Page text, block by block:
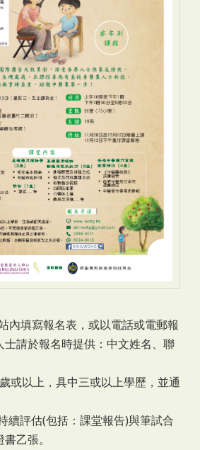
內填寫報名表，或以電話或電郵報
請於報名時提供：中文姓名、聯
或以上，具中三或以上學歷，並通
續評估(包括：課堂報告)與筆試合
乙張。